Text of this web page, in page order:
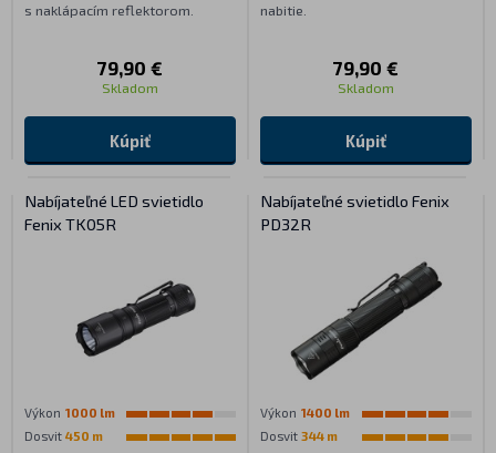
s naklápacím reflektorom.
79,90 €
Skladom
Kúpiť
nabitie.
79,90 €
Skladom
Kúpiť
Nabíjateľné LED svietidlo
Fenix TK05R
Výkon 1000 lm
Dosvit 450 m
Nabíjateľné svietidlo Fenix
PD32R
Výkon 1400 lm
Dosvit 344 m